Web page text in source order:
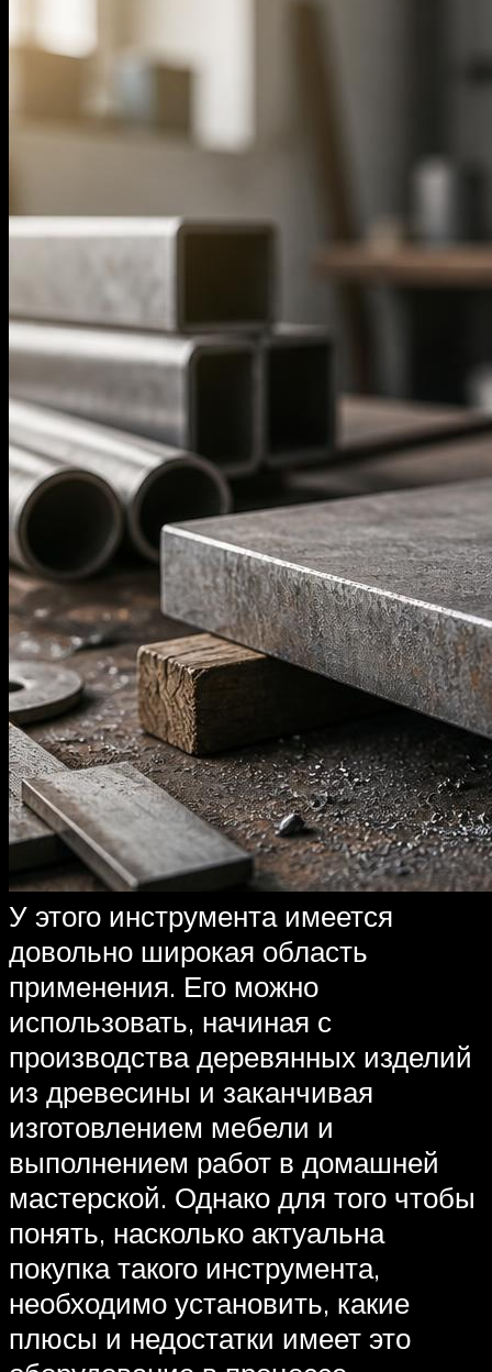
У этого инструмента имеется
довольно широкая область
применения. Его можно
использовать, начиная с
производства деревянных изделий
из древесины и заканчивая
изготовлением мебели и
выполнением работ в домашней
мастерской. Однако для того чтобы
понять, насколько актуальна
покупка такого инструмента,
необходимо установить, какие
плюсы и недостатки имеет это